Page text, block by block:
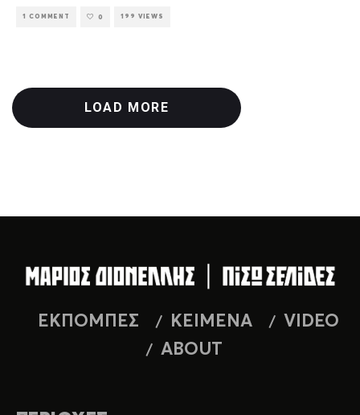
1 COMMENT 0 199 VIEWS
LOAD MORE
ΕΚΠΟΜΠΕΣ ΚΕΙΜΕΝΑ
VIDEO
ABOUT